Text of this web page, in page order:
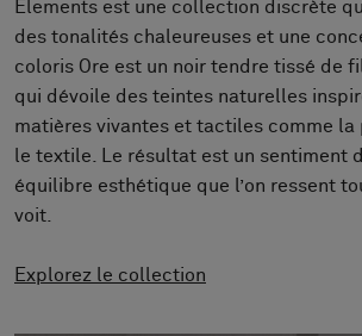
Installation
Entretien
Nos collaborations
À propos de nous
Elements est une collection discrète
des tonalités chaleureuses et une
coloris Ore est un noir tendre tissé de
qui dévoile des teintes naturelles
matières vivantes et tactiles comme la
le textile. Le résultat est un sentiment
équilibre esthétique que l’on ressent
voit.
Explorez le collection